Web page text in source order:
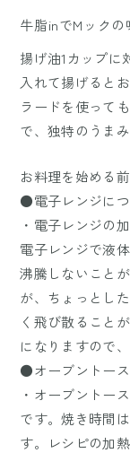
牛脂inでMックの
揚げ油1カップに
入れて揚げると
ラードを使って
で、独特のうま
お料理を始める
●電子レンジに
・電子レンジの
電子レンジで液
沸騰しないこと
が、ちょっとし
く飛び散ること
になりますので
●オーブントー
・オーブントー
です。焼き時間
す。レシピの加